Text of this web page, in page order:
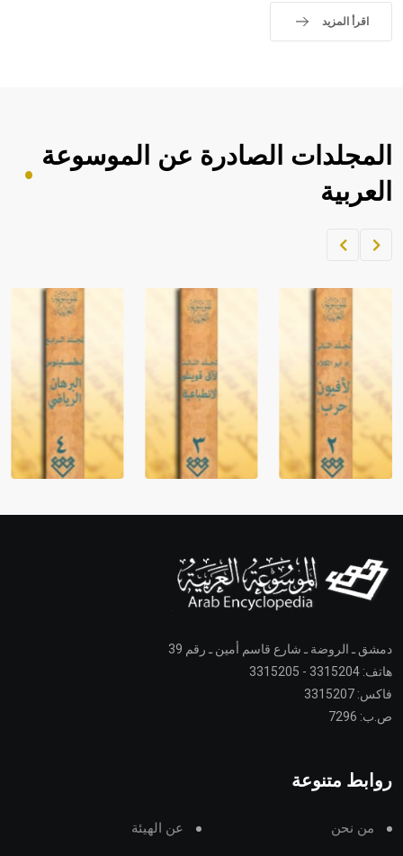
اقرأ المزيد
المجلدات الصادرة عن الموسوعة
العربية
دمشق ـ الروضة ـ شارع قاسم أمين ـ رقم 39
هاتف: 3315204 - 3315205
فاكس: 3315207
ص.ب: 7296
روابط متنوعة
من نحن عن الهيئة